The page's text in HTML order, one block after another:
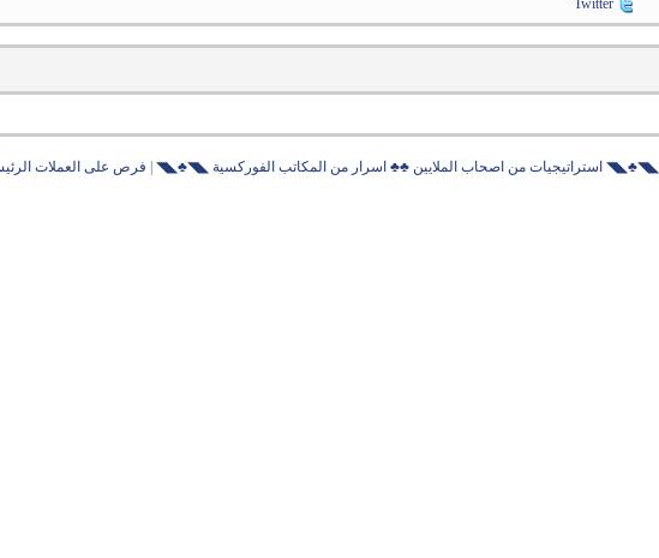
Twitter
◣◥♣◣◥ استراتيجيات من اصحاب الملايين ♣♣ اسرار من المكاتب الفوركسية ◣◥♣◣◥ فرص على العملات